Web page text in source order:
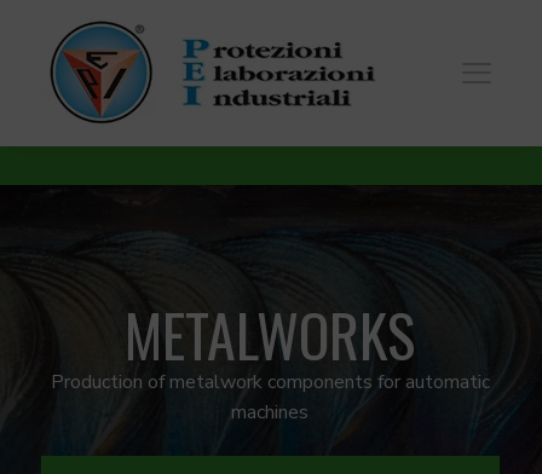
METALWORKS
Production of metalwork components for automatic
machines